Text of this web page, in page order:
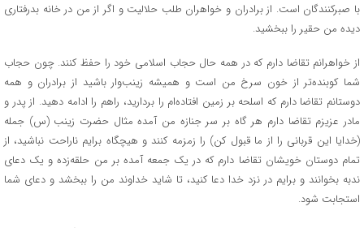
با صبرکنندگان است. از برادران و خواهران طلب حلالیت و اگر از من در خانه بدرفتاری
دیده من حقیر را ببخشید.
از خواهرانم تقاضا دارم که در همه حال حجاب اسلامی خود را حفظ کنند. چون حجاب
شما کوبنده‌تر از خون سرخ من است و همیشه زینب‌وار باشید از برادران و همه
دوستانم تقاضا دارم که اسلحه بر زمین افتاده‌ام را بردارید، راهم را ادامه دهید. از پدر و
مادر عزیزم تقاضا دارم هر گاه بر سر جنازه من آمده مثال حضرت زینب (س) جمله
(خدایا این قربانی را از ما قبول کن) را زمزمه کنند و هیچگاه برایم ناراحت نباشید، از
تمام دوستان خویشان تقاضا دارم که در یک جمعه آمده بر من حلقه‌زده و یک دعای
ندبه بخوانند و برایم در نزد خدا دعا کنید، تا شاید خداوند من را ببخشد و دعای شما
استجابت شود.